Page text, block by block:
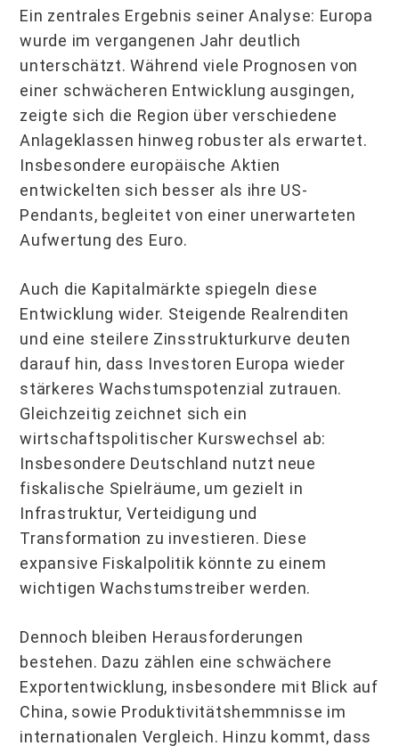
Ein zentrales Ergebnis seiner Analyse: Europa
wurde im vergangenen Jahr deutlich
unterschätzt. Während viele Prognosen von
einer schwächeren Entwicklung ausgingen,
zeigte sich die Region über verschiedene
Anlageklassen hinweg robuster als erwartet.
Insbesondere europäische Aktien
entwickelten sich besser als ihre US-
Pendants, begleitet von einer unerwarteten
Aufwertung des Euro.
Auch die Kapitalmärkte spiegeln diese
Entwicklung wider. Steigende Realrenditen
und eine steilere Zinsstrukturkurve deuten
darauf hin, dass Investoren Europa wieder
stärkeres Wachstumspotenzial zutrauen.
Gleichzeitig zeichnet sich ein
wirtschaftspolitischer Kurswechsel ab:
Insbesondere Deutschland nutzt neue
fiskalische Spielräume, um gezielt in
Infrastruktur, Verteidigung und
Transformation zu investieren. Diese
expansive Fiskalpolitik könnte zu einem
wichtigen Wachstumstreiber werden.
Dennoch bleiben Herausforderungen
bestehen. Dazu zählen eine schwächere
Exportentwicklung, insbesondere mit Blick auf
China, sowie Produktivitätshemmnisse im
internationalen Vergleich. Hinzu kommt, dass